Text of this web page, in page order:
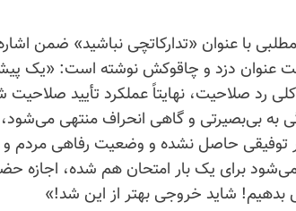
با عنوان «تدارکاتچی نباشید» ضمن
دزد و چاقوکش نوشته است: «یک
رد صلاحیت، نهایتاً عملکرد تأیید
بی‌بصیرتی و گاهی انحراف منتهی می‌شود،
حاصل نشده و وضعیت رفاهی مردم و
برای یک بار امتحان هم شده، اجازه
شاید خروجی بهتر از این شد!»